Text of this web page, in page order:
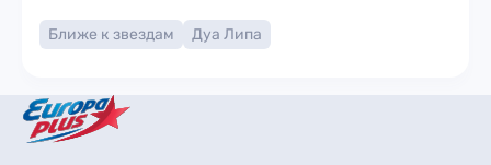
Ближе к звездам Дуа Липа